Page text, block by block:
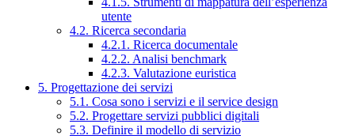
utente
4.2. Ricerca secondaria
4.2.1. Ricerca documentale
4.2.2. Analisi benchmark
4.2.3. Valutazione euristica
5. Progettazione dei servizi
5.1. Cosa sono i servizi e il service design
5.2. Progettare servizi pubblici digitali
5.3. Definire il modello di servizio